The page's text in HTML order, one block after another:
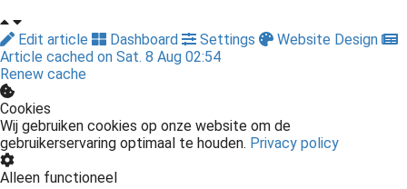
Edit article Dashboard Settings
Website Design
Article cached on Sat. 8 Aug 02:54
Renew cache
Cookies
Wij gebruiken cookies op onze website om de
gebruikerservaring optimaal te houden. Privacy policy
Alleen functioneel